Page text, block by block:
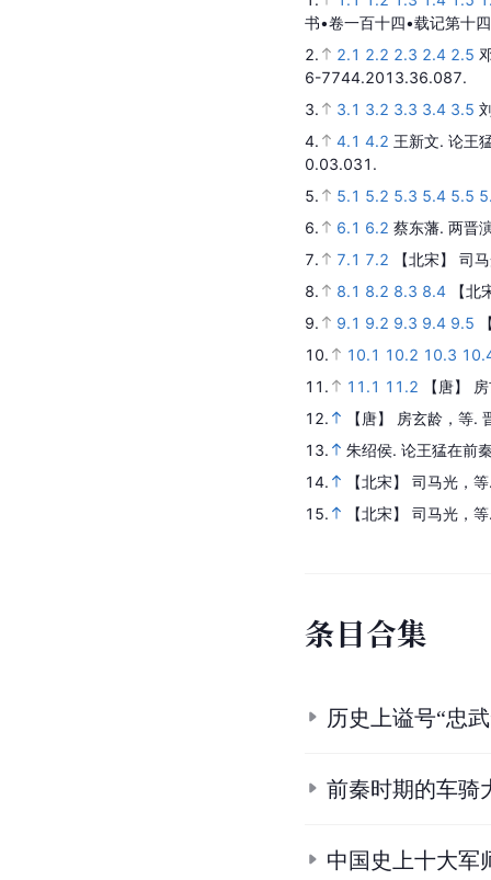
书•卷一百十四•载记第十四
2.
2.1 2.2 2.3 2.4 2.5
6-7744.2013.36.087.
3.
3.1 3.2 3.3 3.4 3.5
4.
4.1 4.2 王新文. 论王
0.03.031.
5.
5.1 5.2 5.3 5.4 5.5
6.
6.1 6.2 蔡东藩. 两晋
7.
7.1 7.2
【北宋】 司
8.
8.1 8.2 8.3 8.4
【
9.
9.1 9.2 9.3 9.4 9.5
10.
10.1 10.2 10.3
11.
11.1 11.2
【唐】
12.
【唐】 房玄龄，等.
13.
朱绍侯. 论王猛在前
14.
【北宋】 司马光，
15.
【北宋】 司马光，
条目合集
历史上谥号“忠
前秦时期的车骑
中国史上十大军